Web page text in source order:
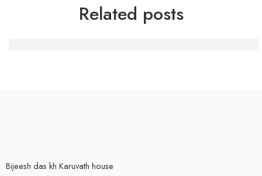
Related posts
Bijeesh das kh Karuvath house